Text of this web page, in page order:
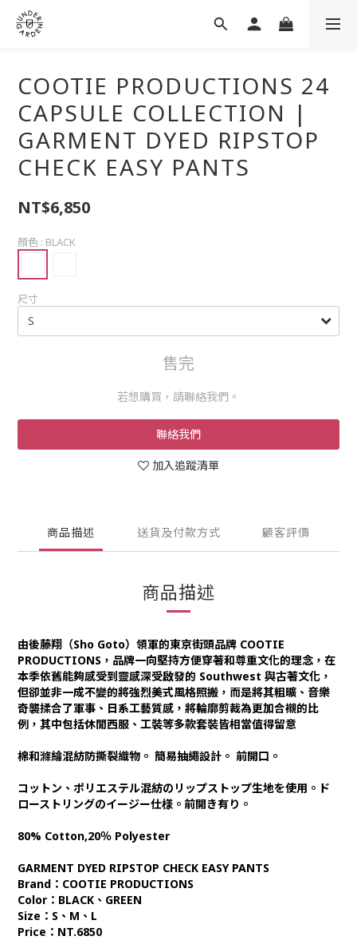
COOTIE PRODUCTIONS 24
CAPSULE COLLECTION |
GARMENT DYED RIPSTOP
CHECK EASY PANTS
NT$6,850
顏色 : BLACK
尺寸
售完
若想購買，請聯絡我們。
聯絡我們
加入追蹤清單
商品描述 送貨及付款方式 顧客評價
商品描述
由後藤翔（Sho Goto）領軍的東京街頭品牌 COOTIE
PRODUCTIONS，品牌一向堅持方便穿著和尊重文化的理念，在
本季依舊能夠感受到靈感深受啟發的 Southwest 與古著文化，
但卻並非一成不變的將強烈美式風格照搬，而是將其粗曠、音樂
奇襲揉合了軍事、日系工藝質感，將輪廓剪裁為更加合襯的比
例，其中包括休閒西服、工裝等多款套裝皆相當值得留意
棉和滌綸混紡防撕裂織物。 簡易抽繩設計。 前開口。
コットン、ポリエステル混紡のリップストップ生地を使用。ド
ローストリングのイージー仕様。前開き有り。
80% Cotton,20％ Polyester
GARMENT DYED RIPSTOP CHECK EASY PANTS
Brand：COOTIE PRODUCTIONS
Color：BLACK 、GREEN
Size：S、M、L
Price：NT.6850